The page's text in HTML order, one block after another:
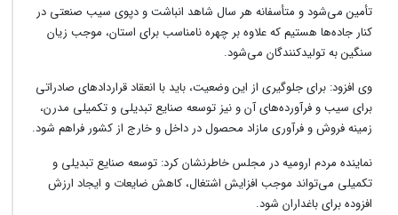
تأمین می‌شود و متأسفانه هر سال شاهد انباشت و دپوی سیب صنعتی در
کنار جاده‌ها هستیم که علاوه بر چهره نامناسب برای استان، موجب زیان
سنگین به تولیدکنندگان می‌شود.
وی افزود: برای جلوگیری از این وضعیت، باید با انعقاد قراردادهای صادراتی
برای سیب و فرآورده‌های آن و نیز توسعه صنایع تبدیلی و تکمیلی مدرن،
زمینه فروش و فرآوری مازاد محصول در داخل و خارج از کشور فراهم شود.
نماینده مردم ارومیه در مجلس خاطرنشان کرد: توسعه صنایع تبدیلی و
تکمیلی می‌تواند موجب افزایش اشتغال، کاهش ضایعات و ایجاد ارزش
افزوده برای باغداران شود.